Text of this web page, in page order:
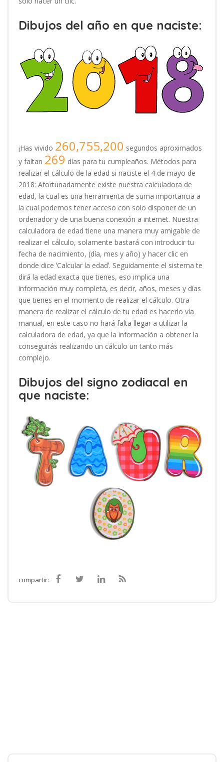
Dibujos del año en que naciste:
¡Has vivido 260,755,200 segundos aproximados
y faltan 269 días para tu cumpleaños. Métodos para
realizar el cálculo de la edad si naciste el 4 de mayo de
2018: Afortunadamente existe nuestra calculadora de
edad, la cual es una herramienta de suma importancia a
la cual podemos tener acceso con solo disponer de un
ordenador y de una buena conexión a internet. Nuestra
calculadora de edad tiene una manera muy amigable de
realizar el cálculo, solamente bastará con introducir tu
fecha de nacimiento, (día, mes y año) y hacer clic en
donde dice ʼCalcular la edadʼ. Seguidamente el sistema te
dirá la edad exacta que tienes, eso implica una
información muy completa, es decir, años, meses y días
que tienes en el momento de realizar el cálculo. Otra
manera de realizar el cálculo de tu edad es hacerlo vía
manual, en este caso no hará falta llegar a utilizar la
calculadora de edad, ya que la información a obtener la
conseguirás realizando un cálculo un tanto más
complejo.
Dibujos del signo zodiacal en
que naciste:
compartir: